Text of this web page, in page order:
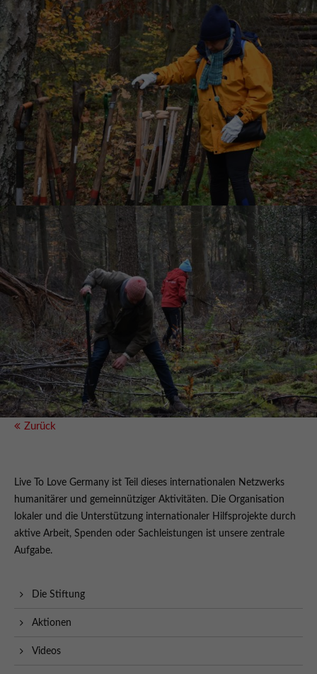
Zurück
Live To Love Germany ist Teil dieses internationalen Netzwerks
humanitärer und gemeinnütziger Aktivitäten. Die Organisation
lokaler und die Unterstützung internationaler Hilfsprojekte durch
aktive Arbeit, Spenden oder Sachleistungen ist unsere zentrale
Aufgabe.
Die Stiftung
Aktionen
Videos